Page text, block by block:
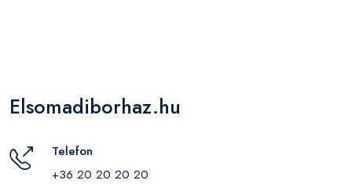
Elsomadiborhaz.hu
Telefon
+36 20 20 20 20